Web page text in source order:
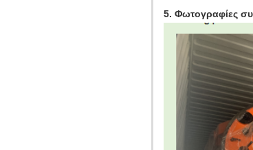
5. Φωτογραφίες